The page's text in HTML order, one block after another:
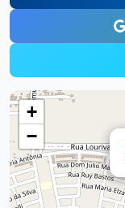
+
−